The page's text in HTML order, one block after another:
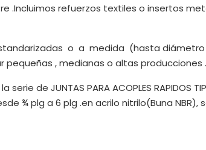
.Incluimos refuerzos textiles o insertos
o a medida (hasta
pequeñas , medianas o altas producciones .
de JUNTAS PARA ACOPLES RAPIDOS
¾ plg a 6 plg .en acrilo nitrilo(Buna NBR),